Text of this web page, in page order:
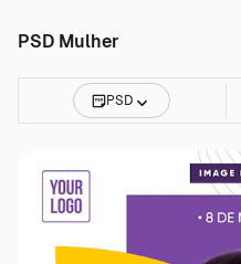
PSD Mulher
PSD